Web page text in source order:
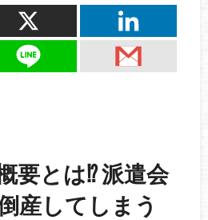
要とは⁉ 派遣会
産してしまう